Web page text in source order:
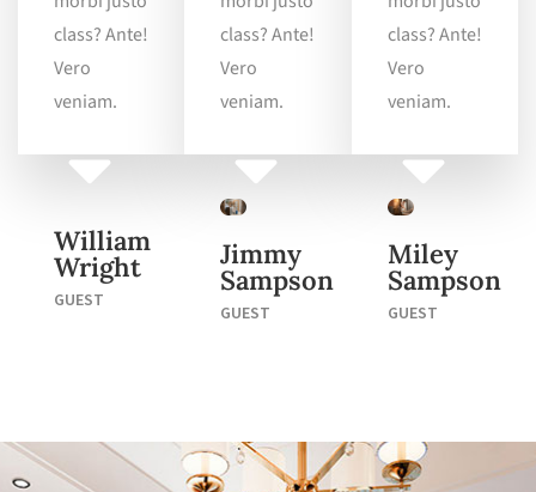
class? Ante!
Vero
veniam.
William
Wright
GUEST
class? Ante!
Vero
veniam.
Jimmy
Sampson
GUEST
class? Ante!
Vero
veniam.
Miley
Sampson
GUEST